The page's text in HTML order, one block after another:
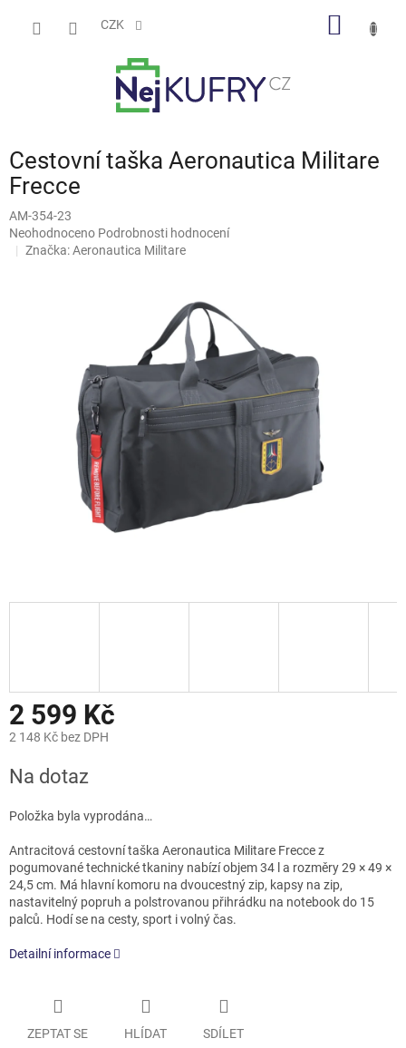
CZK
Cestovní taška Aeronautica Militare
Frecce
AM-354-23
Průměrné
hodnocení
Neohodnoceno Podrobnosti hodnocení
Značka:Aeronautica Militare
2 599 Kč
2 148 Kč bez DPH
cena:
Na dotaz
Položka byla vyprodána…
Antracitová cestovní taška Aeronautica Militare Frecce z
pogumované technické tkaniny nabízí objem 34 l a rozměry 29 × 49 ×
24,5 cm. Má hlavní komoru na dvoucestný zip, kapsy na zip,
nastavitelný popruh a polstrovanou přihrádku na notebook do 15
palců. Hodí se na cesty, sport i volný čas.
Detailní informace
ZEPTAT SE HLÍDAT SDÍLET